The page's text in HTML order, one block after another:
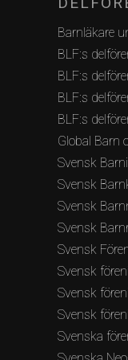
Barnläkare
BLF:s
BLF:s
BLF:s
BLF:s
Global Barn
Svensk
Svensk
Svensk
Svensk
Svensk
Svensk
Svensk
Svensk
Svenska